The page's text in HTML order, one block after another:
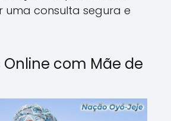
consulta segura e
com Mãe de